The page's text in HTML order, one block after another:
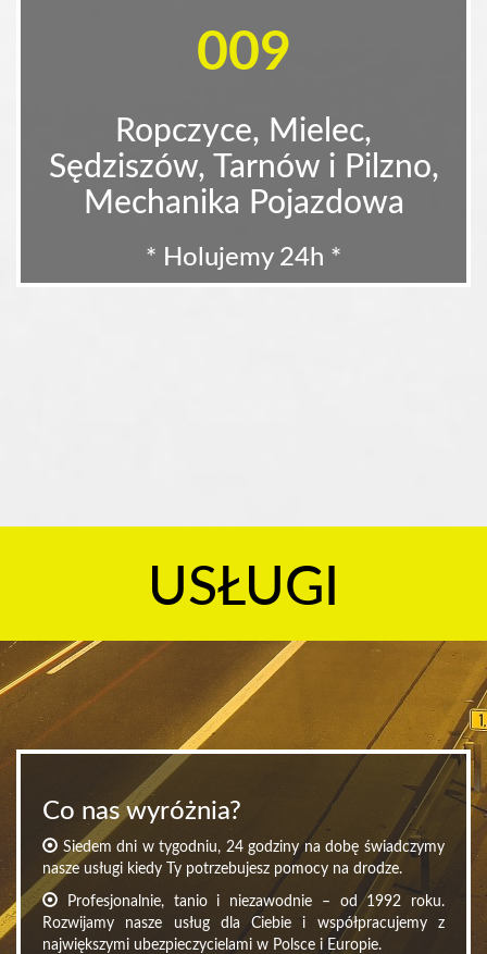
009
Ropczyce, Mielec,
Sędziszów, Tarnów i Pilzno,
Mechanika Pojazdowa
* Holujemy 24h *
USŁUGI
Co nas wyróżnia?
Siedem dni w tygodniu, 24 godziny na dobę świadczymy
nasze usługi kiedy Ty potrzebujesz pomocy na drodze.
Profesjonalnie, tanio i niezawodnie – od 1992 roku.
Rozwijamy nasze usług dla Ciebie i współpracujemy z
największymi ubezpieczycielami w Polsce i Europie.